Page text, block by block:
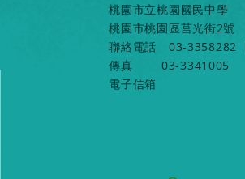
桃園市立桃園國民中學
桃園市桃園區莒光街2號
聯絡電話
03-3358282
傳真
03-3341005
電子信箱